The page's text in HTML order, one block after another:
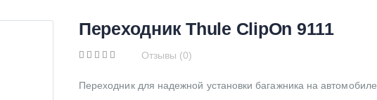
Переходник Thule ClipOn 9111
Отзывы (0)
Переходник для надежной установки багажника на автомобиле.